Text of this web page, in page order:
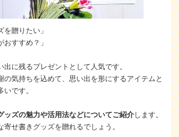
を贈りたい」
おすすめ？」
に残るプレゼントとして人気です。
の気持ちを込めて、思い出を形にするアイテムと
です。
ッズの魅力や活用法などについてご紹介します。
せ書きグッズを贈れるでしょう。